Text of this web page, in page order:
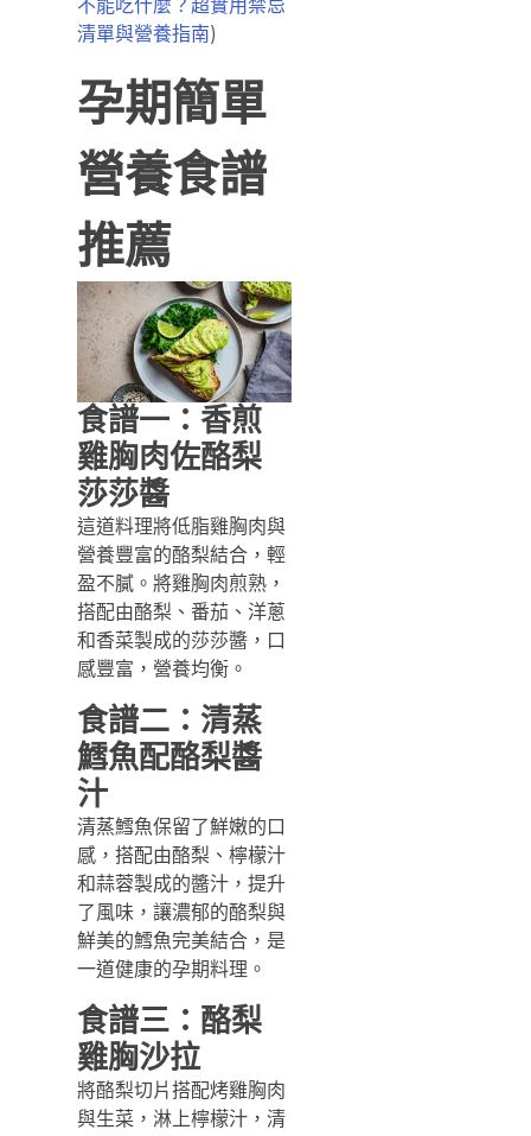
不能吃什麼？超實用禁忌
清單與營養指南)
孕期簡單
營養食譜
推薦
食譜一：香煎
雞胸肉佐酪梨
莎莎醬
這道料理將低脂雞胸肉與
營養豐富的酪梨結合，輕
盈不膩。將雞胸肉煎熟，
搭配由酪梨、番茄、洋蔥
和香菜製成的莎莎醬，口
感豐富，營養均衡。
食譜二：清蒸
鱈魚配酪梨醬
汁
清蒸鱈魚保留了鮮嫩的口
感，搭配由酪梨、檸檬汁
和蒜蓉製成的醬汁，提升
了風味，讓濃郁的酪梨與
鮮美的鱈魚完美結合，是
一道健康的孕期料理。
食譜三： 酪梨
雞胸沙拉
將酪梨切片搭配烤雞胸肉
與生菜，淋上檸檬汁，清